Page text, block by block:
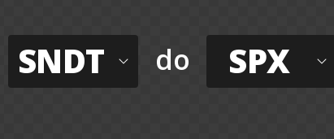
SNDT do SPX